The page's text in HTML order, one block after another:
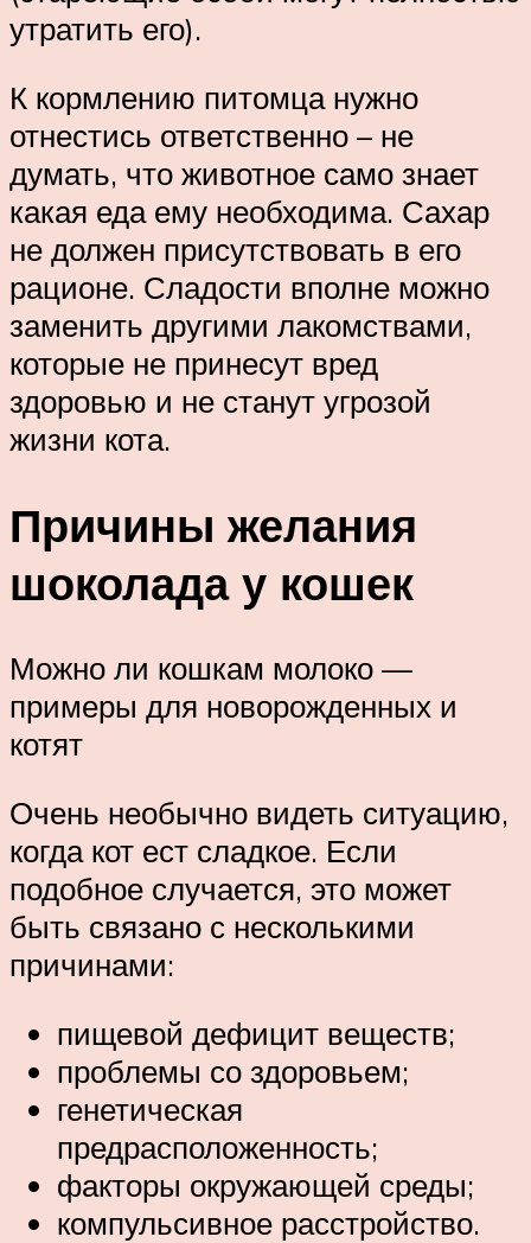
утратить его).
К кормлению питомца нужно
отнестись ответственно – не
думать, что животное само знает
какая еда ему необходима. Сахар
не должен присутствовать в его
рационе. Сладости вполне можно
заменить другими лакомствами,
которые не принесут вред
здоровью и не станут угрозой
жизни кота.
Причины желания
шоколада у кошек
Можно ли кошкам молоко —
примеры для новорожденных и
котят
Очень необычно видеть ситуацию,
когда кот ест сладкое. Если
подобное случается, это может
быть связано с несколькими
причинами:
пищевой дефицит веществ;
проблемы со здоровьем;
генетическая
предрасположенность;
факторы окружающей среды;
компульсивное расстройство.